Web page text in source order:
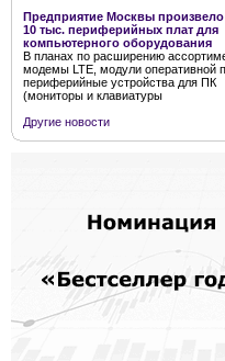
Предприятие Москвы
10 тыс. периферийных плат для
компьютерного оборудования
В планах по расширению
модемы LTE, модули оперативной
периферийные устройства для ПК
(мониторы и клавиатуры
Другие новости